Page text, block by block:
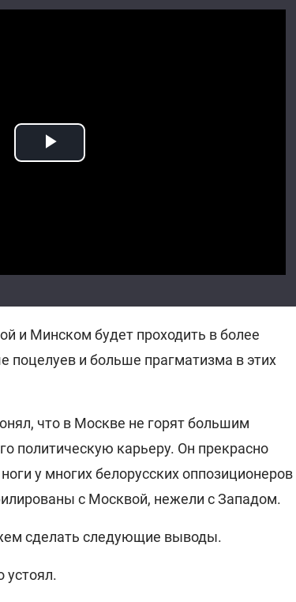
и Минском будет проходить в более
поцелуев и больше прагматизма в этих
что в Москве не горят большим
политическую карьеру. Он прекрасно
у многих белорусских оппозиционеров
с Москвой, нежели с Западом.
сделать следующие выводы.